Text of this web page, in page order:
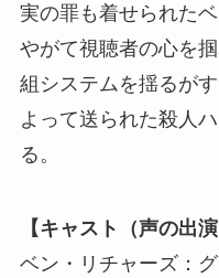
実の罪も着せられた
やがて視聴者の心を
組システムを揺るが
よって送られた殺人
る。
【キャスト（声の出演
ベン・リチャーズ：